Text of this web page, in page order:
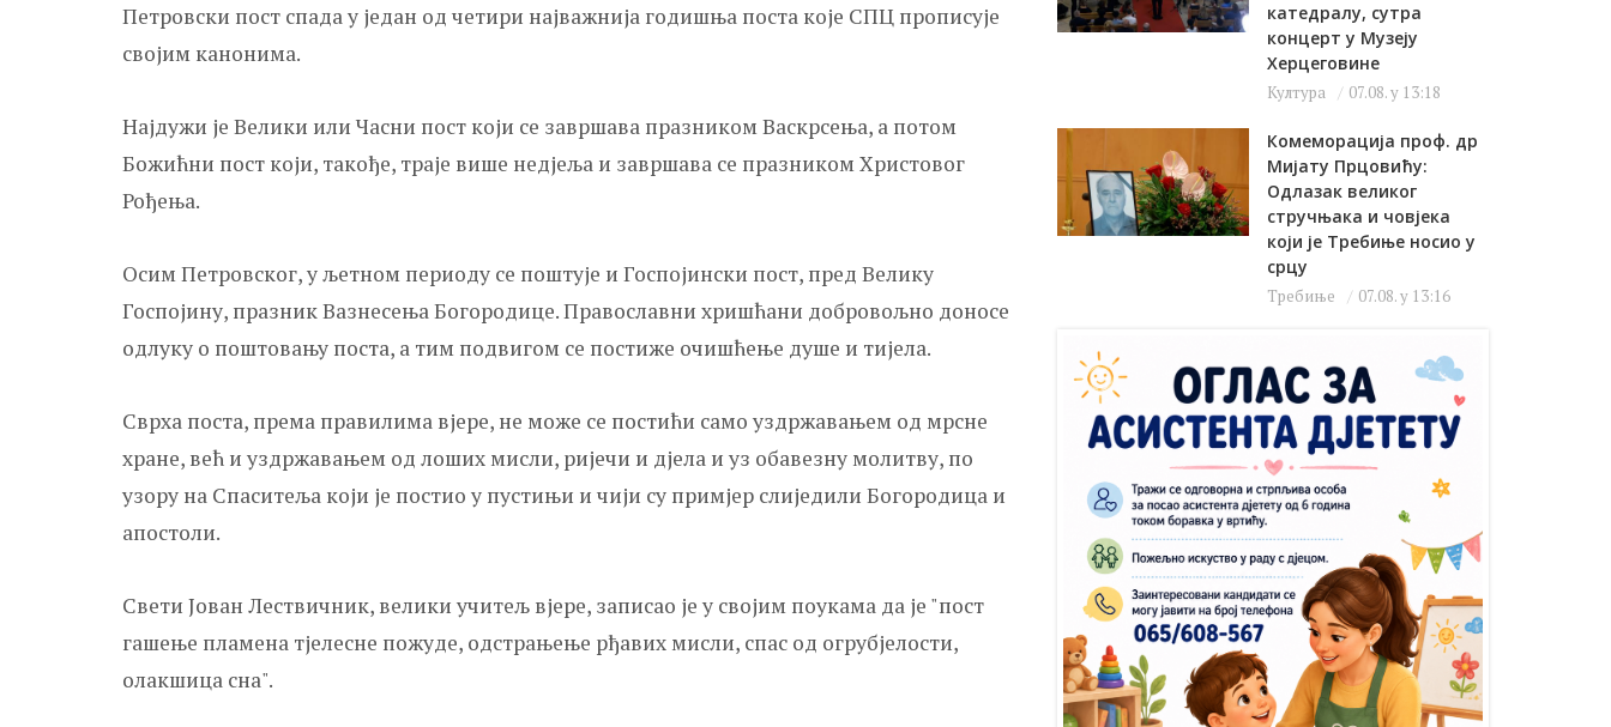
Петровски пост спада у један од четири најважнија годишња поста које СПЦ прописује
својим канонима.
Најдужи је Велики или Часни пост који се завршава празником Васкрсења, а потом
Божићни пост који, такође, траје више недјеља и завршава се празником Христовог
Рођења.
Осим Петровског, у љетном периоду се поштује и Госпојински пост, пред Велику
Госпојину, празник Вазнесења Богородице. Православни хришћани добровољно доносе
одлуку о поштовању поста, а тим подвигом се постиже очишћење душе и тијела.
Сврха поста, према правилима вјере, не може се постићи само уздржавањем од мрсне
хране, већ и уздржавањем од лоших мисли, ријечи и дјела и уз обавезну молитву, по
узору на Спаситеља који је постио у пустињи и чији су примјер слиједили Богородица и
апостоли.
Свети Јован Лествичник, велики учитељ вјере, записао је у својим поукама да је "пост
гашење пламена тјелесне пожуде, одстрањење рђавих мисли, спас од огрубјелости,
олакшица сна".
катедралу, сутра
концерт у Музеју
Херцеговине
Култура 07.08. у 13:18
Комеморација проф. др
Мијату Прцовићу:
Одлазак великог
стручњака и човјека
који је Требиње носио у
срцу
Требиње 07.08. у 13:16